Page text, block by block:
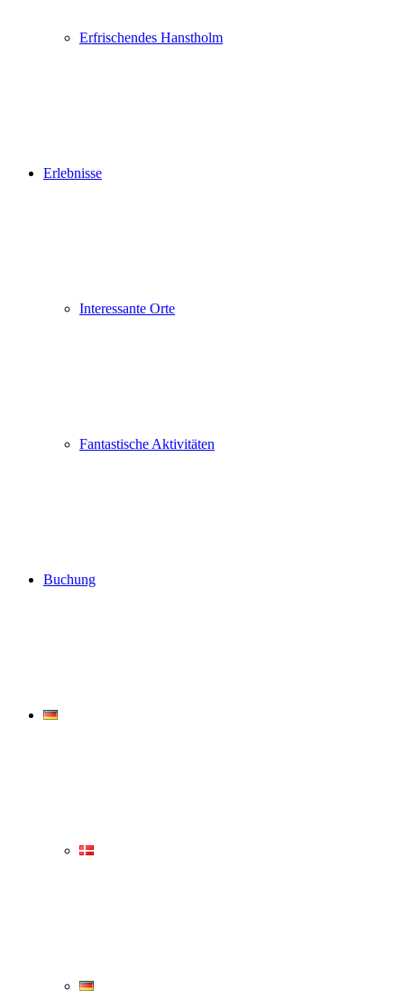
Erfrischendes Hanstholm
Erlebnisse
Interessante Orte
Fantastische Aktivitäten
Buchung